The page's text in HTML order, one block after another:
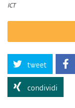
ICT
tweet
condividi